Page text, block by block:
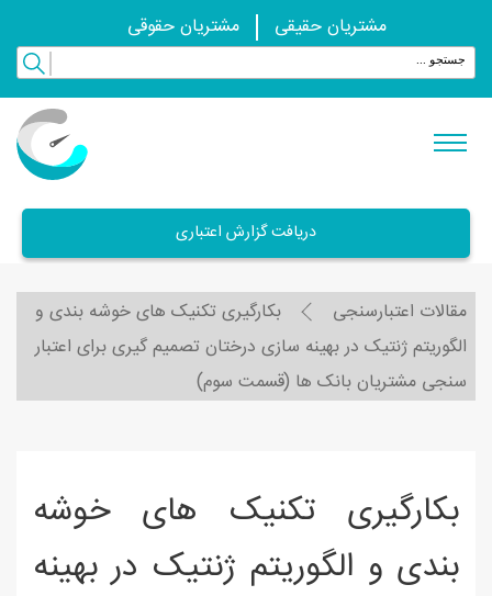
مشتریان حقیقی مشتریان حقوقی
دریافت گزارش اعتباری
مقالات اعتبارسنجی
بکارگيری تکنيک های خوشه بندی و
الگوريتم ژنتيک در بهينه سازی درختان تصميم گيری برای اعتبار
سنجی مشتريان بانک ها (قسمت سوم)
بکارگيری تکنيک های خوشه
بندی و الگوريتم ژنتيک در بهينه